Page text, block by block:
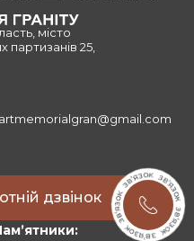
місто
25,
artmemorialgran@gmail.com
дзвінок